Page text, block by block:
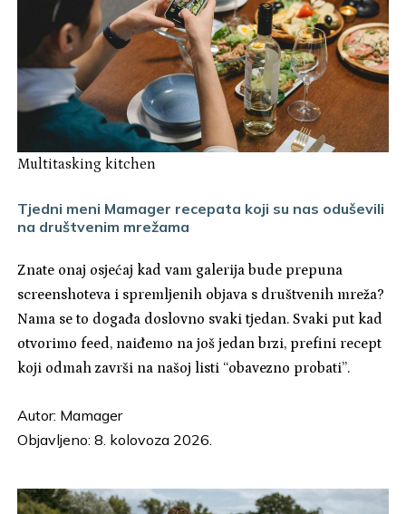
Multitasking kitchen
Tjedni meni Mamager recepata koji su nas oduševili
na društvenim mrežama
Znate onaj osjećaj kad vam galerija bude prepuna
screenshoteva i spremljenih objava s društvenih mreža?
Nama se to događa doslovno svaki tjedan. Svaki put kad
otvorimo feed, naiđemo na još jedan brzi, prefini recept
koji odmah završi na našoj listi “obavezno probati”.
Autor: Mamager
Objavljeno: 8. kolovoza 2026.